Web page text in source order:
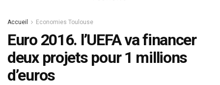
Accueil Economies Toulouse
Euro 2016. l’UEFA va financer
deux projets pour 1 millions
d’euros